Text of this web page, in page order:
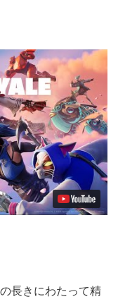
長きにわたって精